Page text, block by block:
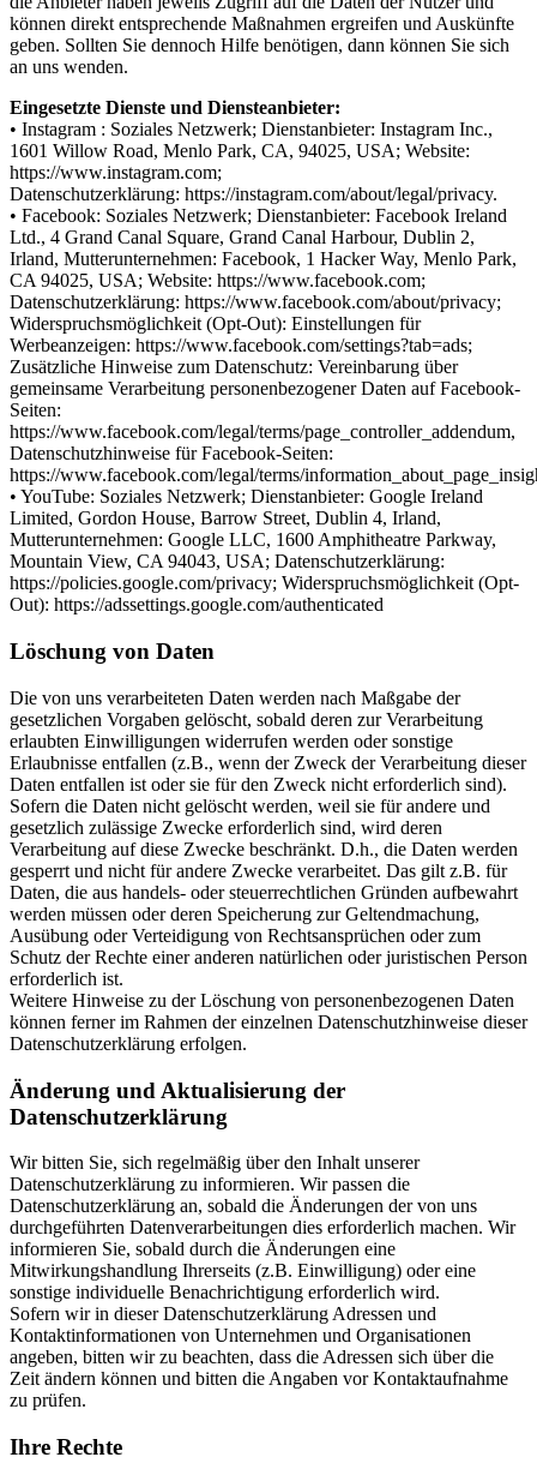
können direkt entsprechende Maßnahmen ergreifen und Auskünfte
geben. Sollten Sie dennoch Hilfe benötigen, dann können Sie sich
an uns wenden.
Eingesetzte Dienste und Diensteanbieter:
• Instagram : Soziales Netzwerk; Dienstanbieter: Instagram Inc.,
1601 Willow Road, Menlo Park, CA, 94025, USA; Website:
https://www.instagram.com;
Datenschutzerklärung: https://instagram.com/about/legal/privacy.
• Facebook: Soziales Netzwerk; Dienstanbieter: Facebook Ireland
Ltd., 4 Grand Canal Square, Grand Canal Harbour, Dublin 2,
Irland, Mutterunternehmen: Facebook, 1 Hacker Way, Menlo Park,
CA 94025, USA; Website: https://www.facebook.com;
Datenschutzerklärung: https://www.facebook.com/about/privacy;
Widerspruchsmöglichkeit (Opt-Out): Einstellungen für
Werbeanzeigen: https://www.facebook.com/settings?tab=ads;
Zusätzliche Hinweise zum Datenschutz: Vereinbarung über
gemeinsame Verarbeitung personenbezogener Daten auf Facebook-
Seiten:
https://www.facebook.com/legal/terms/page_controller_addendum,
Datenschutzhinweise für Facebook-Seiten:
https://www.facebook.com/legal/terms/
• YouTube: Soziales Netzwerk; Dienstanbieter: Google Ireland
Limited, Gordon House, Barrow Street, Dublin 4, Irland,
Mutterunternehmen: Google LLC, 1600 Amphitheatre Parkway,
Mountain View, CA 94043, USA; Datenschutzerklärung:
https://policies.google.com/privacy; Widerspruchsmöglichkeit (Opt-
Out): https://adssettings.google.com/authenticated
Löschung von Daten
Die von uns verarbeiteten Daten werden nach Maßgabe der
gesetzlichen Vorgaben gelöscht, sobald deren zur Verarbeitung
erlaubten Einwilligungen widerrufen werden oder sonstige
Erlaubnisse entfallen (z.B., wenn der Zweck der Verarbeitung dieser
Daten entfallen ist oder sie für den Zweck nicht erforderlich sind).
Sofern die Daten nicht gelöscht werden, weil sie für andere und
gesetzlich zulässige Zwecke erforderlich sind, wird deren
Verarbeitung auf diese Zwecke beschränkt. D.h., die Daten werden
gesperrt und nicht für andere Zwecke verarbeitet. Das gilt z.B. für
Daten, die aus handels- oder steuerrechtlichen Gründen aufbewahrt
werden müssen oder deren Speicherung zur Geltendmachung,
Ausübung oder Verteidigung von Rechtsansprüchen oder zum
Schutz der Rechte einer anderen natürlichen oder juristischen Person
erforderlich ist.
Weitere Hinweise zu der Löschung von personenbezogenen Daten
können ferner im Rahmen der einzelnen Datenschutzhinweise dieser
Datenschutzerklärung erfolgen.
Änderung und Aktualisierung der
Datenschutzerklärung
Wir bitten Sie, sich regelmäßig über den Inhalt unserer
Datenschutzerklärung zu informieren. Wir passen die
Datenschutzerklärung an, sobald die Änderungen der von uns
durchgeführten Datenverarbeitungen dies erforderlich machen. Wir
informieren Sie, sobald durch die Änderungen eine
Mitwirkungshandlung Ihrerseits (z.B. Einwilligung) oder eine
sonstige individuelle Benachrichtigung erforderlich wird.
Sofern wir in dieser Datenschutzerklärung Adressen und
Kontaktinformationen von Unternehmen und Organisationen
angeben, bitten wir zu beachten, dass die Adressen sich über die
Zeit ändern können und bitten die Angaben vor Kontaktaufnahme
zu prüfen.
Ihre Rechte